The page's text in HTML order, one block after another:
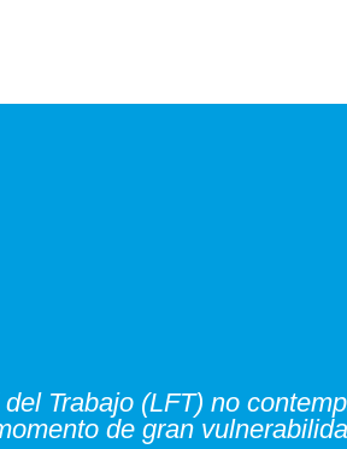
Trabajo (LFT) no
de gran